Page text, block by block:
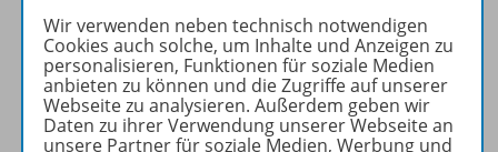
Die Zeitschrift erscheint als
Print- und als digitale Version.
Beiträge und Materialien
können im Online-Archiv von
Wir verwenden neben technisch notwendigen
Cookies auch solche, um Inhalte und Anzeigen zu
personalisieren, Funktionen für soziale Medien
anbieten zu können und die Zugriffe auf unserer
Webseite zu analysieren. Außerdem geben wir
Daten zu ihrer Verwendung unserer Webseite an
unsere Partner für soziale Medien, Werbung und